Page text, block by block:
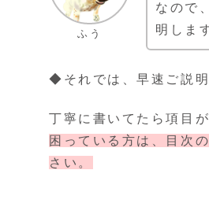
ふう
なので
明しま
◆それでは、早速ご説
丁寧に書いてたら項目
困っている方は、目次
さい。